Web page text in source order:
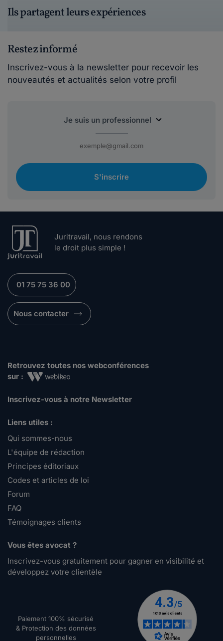
Ils partagent leurs expériences
Restez informé
Inscrivez-vous à la newsletter pour recevoir les
nouveautés et actualités selon votre profil
S'inscrire
Juritravail, nous rendons
le droit plus simple !
01 75 75 36 00
Nous contacter
Retrouvez toutes nos webconférences
sur :
Inscrivez-vous à notre Newsletter
Liens utiles :
Qui sommes-nous
L'équipe de rédaction
Principes éditoriaux
Codes et articles de loi
Forum
FAQ
Témoignages clients
Vous êtes avocat ?
Inscrivez-vous gratuitement pour gagner en visibilité et
développez votre clientèle
Paiement 100% sécurisé
& Protection des données
personnelles